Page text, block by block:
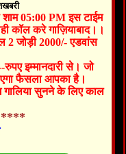
05:00 PM इस टाईम
कॉल करे गाज़ियाबाद।।
2 जोड़ी 2000/- एडवांस
इम्मानदारी से। जो
फैसला आपका है।
सुनने के लिए काल